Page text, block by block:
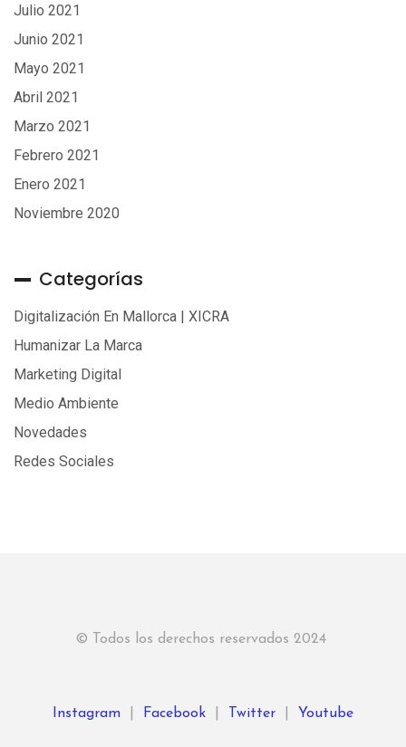
Julio 2021
Junio 2021
Mayo 2021
Abril 2021
Marzo 2021
Febrero 2021
Enero 2021
Noviembre 2020
Categorías
Digitalización En Mallorca | XICRA
Humanizar La Marca
Marketing Digital
Medio Ambiente
Novedades
Redes Sociales
© Todos los derechos reservados 2024
Instagram Facebook Twitter Youtube